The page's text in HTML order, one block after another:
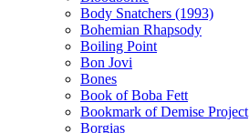
Body Snatchers (1993)
Bohemian Rhapsody
Boiling Point
Bon Jovi
Bones
Book of Boba Fett
Bookmark of Demise Project
Borgias